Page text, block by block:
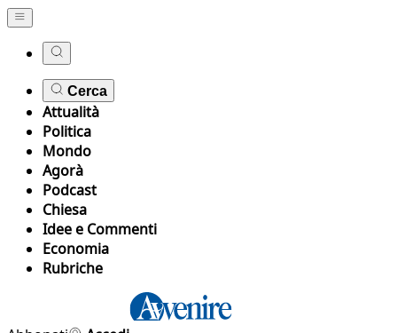
Cerca
Attualità
Politica
Mondo
Agorà
Podcast
Chiesa
Idee e Commenti
Economia
Rubriche